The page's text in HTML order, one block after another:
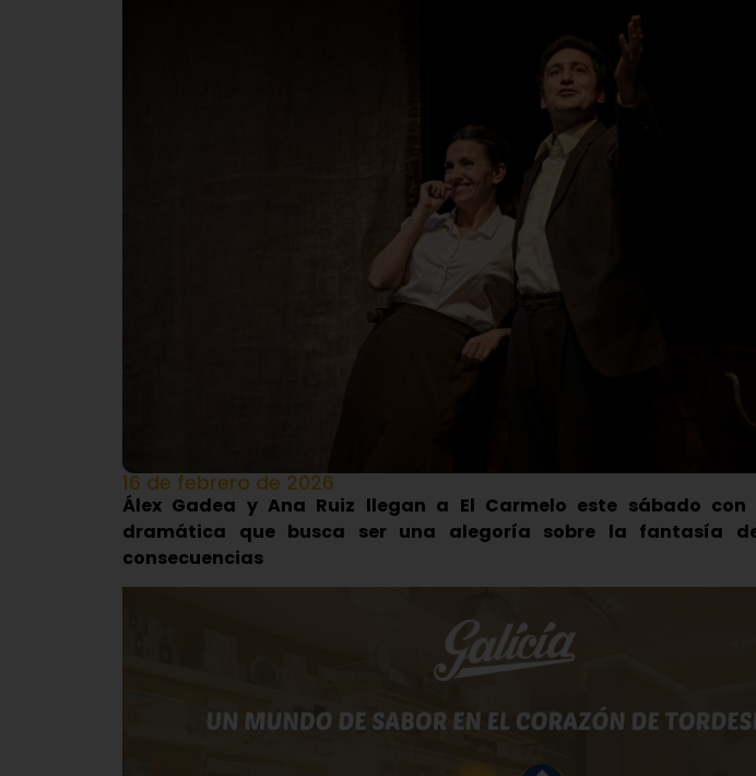
16 de febrero de 2026
Álex Gadea y Ana Ruiz llegan a El Carmelo este sábado con
dramática que busca ser una alegoría sobre la fantasía
consecuencias